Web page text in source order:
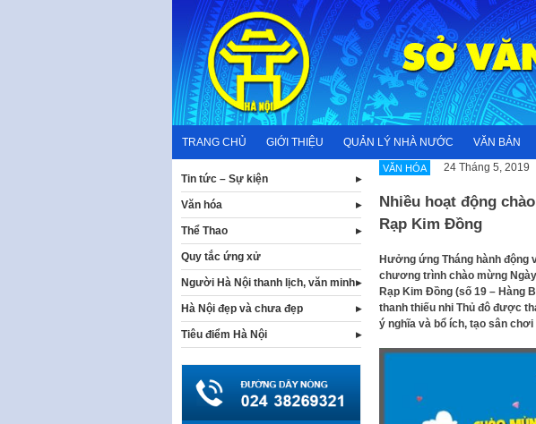
content
TRANG CHỦ GIỚI THIỆU QUẢN LÝ NHÀ NƯỚC VĂN BẢN
VĂN HÓA 24 Tháng 5, 2019
Nhiều hoạt động
Rạp Kim Đồng
Hưởng ứng Tháng hành động
chương trình chào mừng
Rạp Kim Đồng (số 19 – Hàng
thanh thiếu nhi Thủ đô được
ý nghĩa và bổ ích, tạo sân
Tin tức – Sự kiện
Văn hóa
Thể Thao
Quy tắc ứng xử
Người Hà Nội thanh lịch, văn minh
Hà Nội đẹp và chưa đẹp
Tiêu điểm Hà Nội